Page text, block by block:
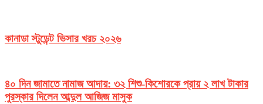
কানাডা স্টুডেন্ট ভিসার খরচ ২০২৬
৪০ দিন জামাতে নামাজ আদায়: ৩২ শিশু-কিশোরকে প্রায় ২ লাখ টাকার
পুরস্কার দিলেন আব্দুল আজিজ মাসুক